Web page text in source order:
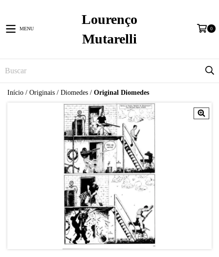
MENU
Lourenço
Mutarelli
0
Início / Originais / Diomedes / Original Diomedes